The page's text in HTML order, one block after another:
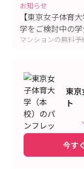
お知らせ
【東京女子体育
学をご検討中の
マンションの無料予
東京
ト
今す